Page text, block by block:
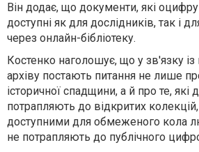
Він додає, що документи, які
доступні як для дослідників, так і
через онлайн-бібліотеку.
Костенко наголошує, що у зв'язку
архіву постають питання не лише
історичної спадщини, а й про те, які
потрапляють до відкритих
доступними для обмеженого кола
не потрапляють до публічного